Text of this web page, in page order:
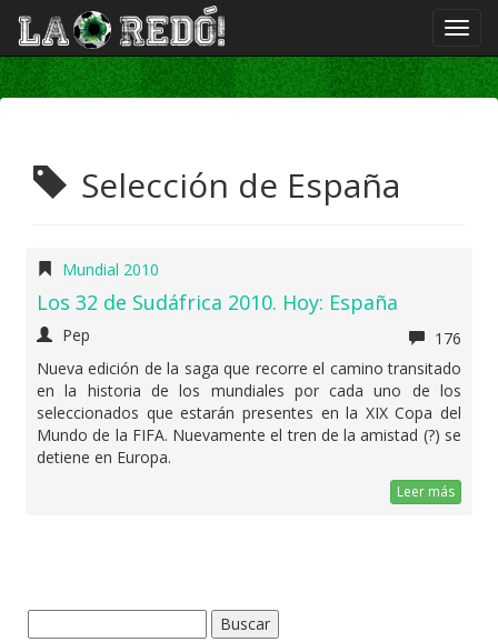
Selección de España
Mundial 2010
Los 32 de Sudáfrica 2010. Hoy: España
Pep
176
Nueva edición de la saga que recorre el camino transitado
en la historia de los mundiales por cada uno de los
seleccionados que estarán presentes en la XIX Copa del
Mundo de la FIFA. Nuevamente el tren de la amistad (?) se
detiene en Europa.
Leer más